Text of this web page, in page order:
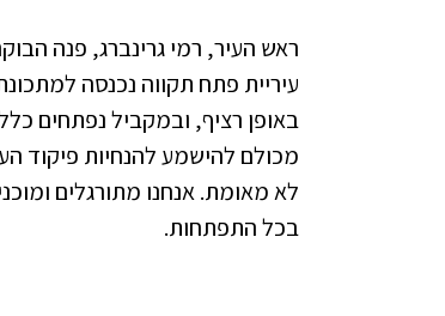
ראש העיר, רמי גרינברג, פנה
עיריית פתח תקווה נכנסה
באופן רציף, ובמקביל נפתחים
מכולם להישמע להנחיות פיקוד
לא מאומת. אנחנו מתורגלים
בכל התפתחות.